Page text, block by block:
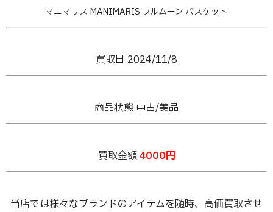
マニマリス MANIMARIS フルムーン バスケット
買取日 2024/11/8
商品状態 中古/美品
買取金額4000円
当店では様々なブランドのアイテムを随時、高価買取させ